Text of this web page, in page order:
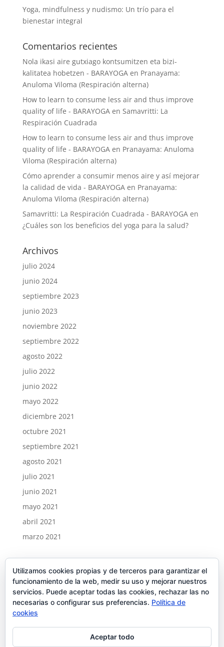
Yoga, mindfulness y nudismo: Un trío para el
bienestar integral
Comentarios recientes
Nola ikasi aire gutxiago kontsumitzen eta bizi-
kalitatea hobetzen - BARAYOGAen Pranayama:
Anuloma Viloma (Respiración alterna)
How to learn to consume less air and thus improve
quality of life - BARAYOGAen Samavritti: La
Respiración Cuadrada
How to learn to consume less air and thus improve
quality of life - BARAYOGAen Pranayama: Anuloma
Viloma (Respiración alterna)
Cómo aprender a consumir menos aire y así mejorar
la calidad de vida - BARAYOGAen Pranayama:
Anuloma Viloma (Respiración alterna)
Samavritti: La Respiración Cuadrada - BARAYOGAen
¿Cuáles son los beneficios del yoga para la salud?
Archivos
julio 2024
junio 2024
septiembre 2023
junio 2023
noviembre 2022
septiembre 2022
agosto 2022
julio 2022
junio 2022
mayo 2022
diciembre 2021
octubre 2021
septiembre 2021
agosto 2021
julio 2021
junio 2021
mayo 2021
abril 2021
marzo 2021
Categorías
Noticias
Meta
Acceder
Utilizamos cookies propias y de terceros para garantizar el
funcionamiento de la web, medir su uso y mejorar nuestros
servicios. Puede aceptar todas las cookies, rechazar las no
necesarias o configurar sus preferencias. Política de
cookies
Aceptar todo